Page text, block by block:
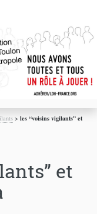
>les “voisins vigilants” et
et